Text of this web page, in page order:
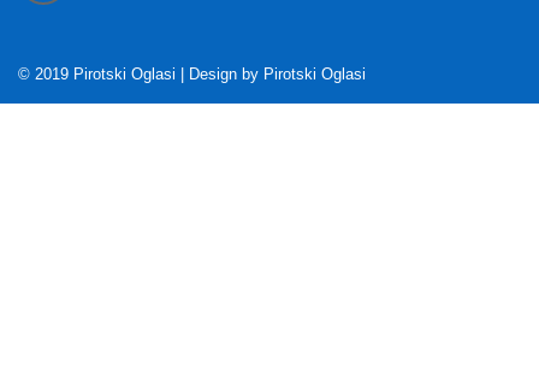
© 2019 Pirotski Oglasi | Design by Pirotski Oglasi